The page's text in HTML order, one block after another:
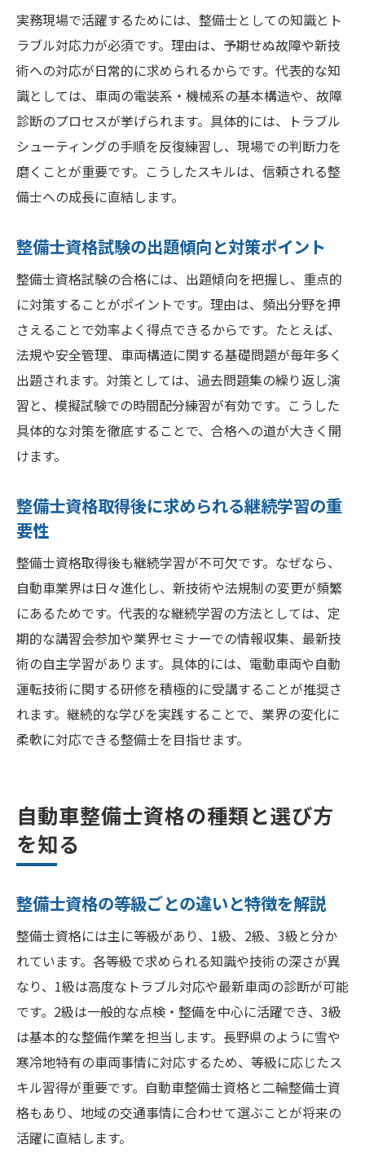
実務現場で活躍するためには、整備士としての知識とト
ラブル対応力が必須です。理由は、予期せぬ故障や新技
術への対応が日常的に求められるからです。代表的な知
識としては、車両の電装系・機械系の基本構造や、故障
診断のプロセスが挙げられます。具体的には、トラブル
シューティングの手順を反復練習し、現場での判断力を
磨くことが重要です。こうしたスキルは、信頼される整
備士への成長に直結します。
整備士資格試験の出題傾向と対策ポイント
整備士資格試験の合格には、出題傾向を把握し、重点的
に対策することがポイントです。理由は、頻出分野を押
さえることで効率よく得点できるからです。たとえば、
法規や安全管理、車両構造に関する基礎問題が毎年多く
出題されます。対策としては、過去問題集の繰り返し演
習と、模擬試験での時間配分練習が有効です。こうした
具体的な対策を徹底することで、合格への道が大きく開
けます。
整備士資格取得後に求められる継続学習の重
要性
整備士資格取得後も継続学習が不可欠です。なぜなら、
自動車業界は日々進化し、新技術や法規制の変更が頻繁
にあるためです。代表的な継続学習の方法としては、定
期的な講習会参加や業界セミナーでの情報収集、最新技
術の自主学習があります。具体的には、電動車両や自動
運転技術に関する研修を積極的に受講することが推奨さ
れます。継続的な学びを実践することで、業界の変化に
柔軟に対応できる整備士を目指せます。
自動車整備士資格の種類と選び方
を知る
整備士資格の等級ごとの違いと特徴を解説
整備士資格には主に等級があり、1級、2級、3級と分か
れています。各等級で求められる知識や技術の深さが異
なり、1級は高度なトラブル対応や最新車両の診断が可能
です。2級は一般的な点検・整備を中心に活躍でき、3級
は基本的な整備作業を担当します。長野県のように雪や
寒冷地特有の車両事情に対応するため、等級に応じたス
キル習得が重要です。自動車整備士資格と二輪整備士資
格もあり、地域の交通事情に合わせて選ぶことが将来の
活躍に直結します。